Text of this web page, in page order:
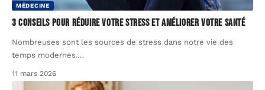
MÉDECINE
3 conseils pour réduire votre stress et améliorer votre santé
Nombreuses sont les sources de stress dans notre vie des
temps modernes.…
11 mars 2026